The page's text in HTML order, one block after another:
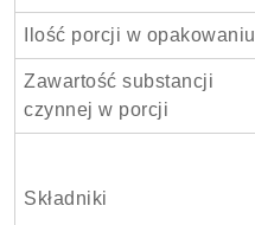
Ilość porcji w opakowaniu
Zawartość substancji
czynnej w porcji
Składniki